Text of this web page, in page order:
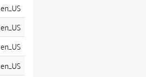
en_US
en_US
en_US
en_US